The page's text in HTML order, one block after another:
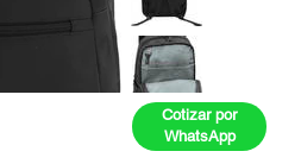
Cotizar por
WhatsApp